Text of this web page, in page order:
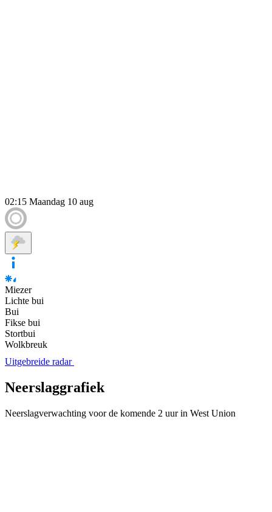
02:15 Maandag 10 aug
Miezer
Lichte bui
Bui
Fikse bui
Stortbui
Wolkbreuk
Uitgebreide radar
Neerslaggrafiek
Neerslagverwachting voor de komende 2 uur in West Union